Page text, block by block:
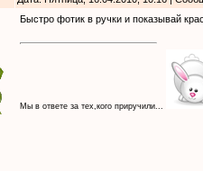
Быстро фотик в ручки и показывай
Мы в ответе за тех,кого приручили...